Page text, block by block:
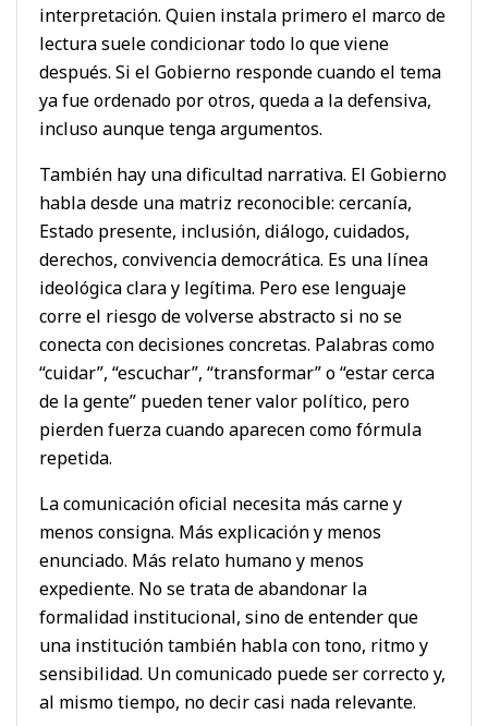
interpretación. Quien instala primero el marco de
lectura suele condicionar todo lo que viene
después. Si el Gobierno responde cuando el tema
ya fue ordenado por otros, queda a la defensiva,
incluso aunque tenga argumentos.
También hay una dificultad narrativa. El Gobierno
habla desde una matriz reconocible: cercanía,
Estado presente, inclusión, diálogo, cuidados,
derechos, convivencia democrática. Es una línea
ideológica clara y legítima. Pero ese lenguaje
corre el riesgo de volverse abstracto si no se
conecta con decisiones concretas. Palabras como
“cuidar”, “escuchar”, “transformar” o “estar cerca
de la gente” pueden tener valor político, pero
pierden fuerza cuando aparecen como fórmula
repetida.
La comunicación oficial necesita más carne y
menos consigna. Más explicación y menos
enunciado. Más relato humano y menos
expediente. No se trata de abandonar la
formalidad institucional, sino de entender que
una institución también habla con tono, ritmo y
sensibilidad. Un comunicado puede ser correcto y,
al mismo tiempo, no decir casi nada relevante.